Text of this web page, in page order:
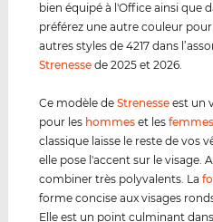
bien équipé à l'Office ainsi que
préférez une autre couleur
autres styles de 4217 dans
Strenesse de 2025 et 2026.
Ce modèle deStrenesse est un
pour les hommes et lesfemmes
classique laisse le reste de vos
elle pose l'accent sur le visage.
combiner très polyvalents. La
forme concise aux visages
Elle est un point culminant